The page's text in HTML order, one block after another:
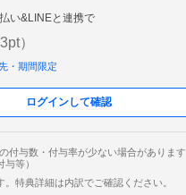
い&LINEと連携で
pt）
・期間限定
ログインして確認
付与数・付与率が少ない場合があります
与等）
特典詳細は内訳でご確認ください。